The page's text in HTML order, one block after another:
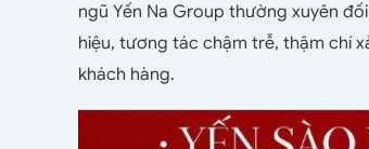
ngũ Yến Na Group thường xuyên
hiệu, tương tác chậm trễ, thậm chí
khách hàng.